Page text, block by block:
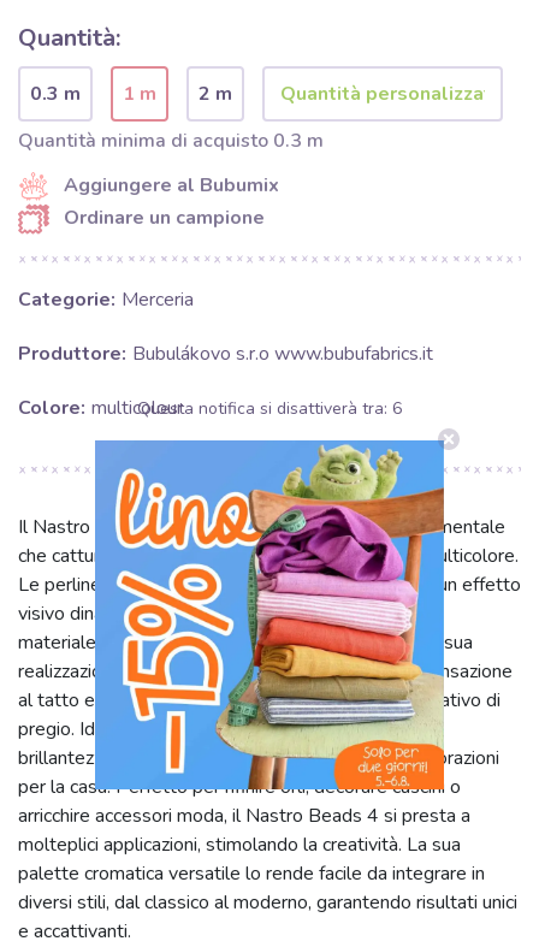
Quantità:
0.3 m 1 m
2 m
Quantità minima di acquisto 0.3 m
Aggiungere al Bubumix
Ordinare un campione
Categorie: Merceria
Produttore: Bubulákovo s.r.o www.bubufabrics.it
Colore: multicolour
Il Nastro Beads 4 (SKU 31689) è un tessuto ornamentale
che cattura lo sguardo con la sua vivace estetica multicolore.
Le perline sono sapientemente integrate, creando un effetto
visivo dinamico e affascinante. Benché i dettagli su
materiale, larghezza o peso non siano specificati, la sua
realizzazione è pensata per offrire una piacevole sensazione
al tatto e durabilità, rendendolo un elemento decorativo di
pregio. Ideale per aggiungere un tocco di colore e
brillantezza a capi d'abbigliamento, accessori o decorazioni
per la casa. Perfetto per rifinire orli, decorare cuscini o
arricchire accessori moda, il Nastro Beads 4 si presta a
molteplici applicazioni, stimolando la creatività. La sua
palette cromatica versatile lo rende facile da integrare in
diversi stili, dal classico al moderno, garantendo risultati unici
e accattivanti.
Questa notifica si disattiverà tra: 5